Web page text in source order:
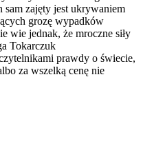
sam zajęty jest ukrywaniem
grozę wypadków
wie jednak, że mroczne siły
Tokarczuk
prawdy o świecie,
za wszelką cenę nie